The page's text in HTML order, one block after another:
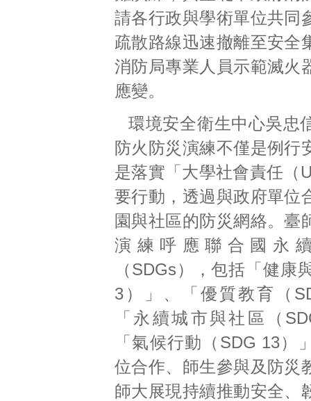
請各行政與學術單位共同
疏散路線迅速撤離至安全
消防局專業人員示範滅火
應變。
環境安全衛生中心吳忠
防火防災演練不僅是例行
是落實「大學社會責任（
要行動，透過與政府單位
園與社區的防災網絡。臺
演練呼應聯合國永
（SDGs），包括「健康
3）」、「優質教育（
「永續城市與社區（
「氣候行動（SDG 13）
位合作、師生參與及防災
師大展現持續推動安全、